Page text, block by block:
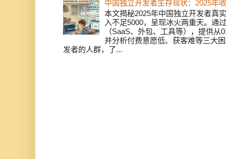
中国独立开发者生存现状：2025年
本文揭秘2025年中国独立开发者真
入不足5000，呈现冰火两重天。通
（SaaS、外包、工具等），提供
并分析付费意愿低、获客难等三大
发者的人群，了...